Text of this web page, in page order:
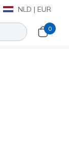
NLD | EUR
0